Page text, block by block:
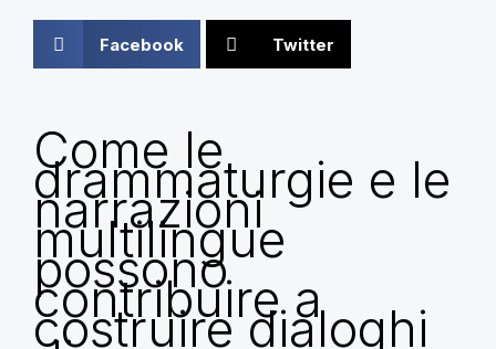
Facebook Twitter
Come le
drammaturgie e le
narrazioni
multilingue
possono
contribuire a
costruire dialoghi